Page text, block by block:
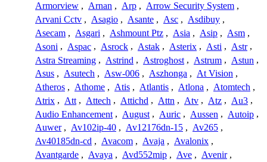
Armorview , Arnan , Arp , Arrow Security System ,
Arvani Cctv , Asagio , Asante , Asc , Asdibuy ,
Asecam , Asgari , Ashmount Ptz , Asia , Asip , Asm ,
Asoni , Aspac , Asrock , Astak , Asterix , Asti , Astr ,
Astra Streaming , Astrind , Astroghost , Astrum , Astun ,
Asus , Asutech , Asw-006 , Aszhonga , At Vision ,
Atheros , Athome , Atis , Atlantis , Atlona , Atomtech ,
Atrix , Att , Attech , Attichd , Attn , Atv , Atz , Au3 ,
Audio Enhancement , August , Auric , Aussen , Autoip ,
Auwer , Av102ip-40 , Av12176dn-15 , Av265 ,
Av40185dn-cd , Avacom , Avaja , Avalonix ,
Avantgarde , Avaya , Avd552mip , Ave , Avenir ,